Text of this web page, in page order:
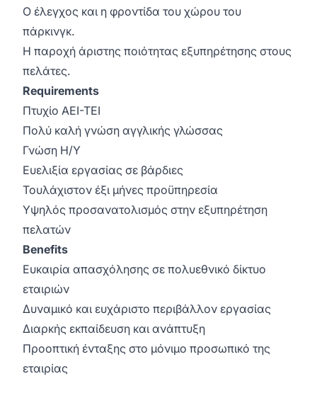
Ο έλεγχος και η φροντίδα του χώρου του
πάρκινγκ.
Η παροχή άριστης ποιότητας εξυπηρέτησης στους
πελάτες.
Requirements
Πτυχίο ΑΕΙ-ΤΕΙ
Πολύ καλή γνώση αγγλικής γλώσσας
Γνώση Η/Υ
Ευελιξία εργασίας σε βάρδιες
Τουλάχιστον έξι μήνες προϋπηρεσία
Υψηλός προσανατολισμός στην εξυπηρέτηση
πελατών
Benefits
Ευκαιρία απασχόλησης σε πολυεθνικό δίκτυο
εταιριών
Δυναμικό και ευχάριστο περιβάλλον εργασίας
Διαρκής εκπαίδευση και ανάπτυξη
Προοπτική ένταξης στο μόνιμο προσωπικό της
εταιρίας